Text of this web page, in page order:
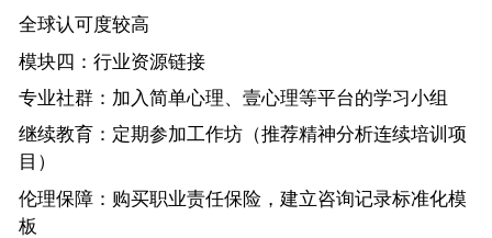
全球认可度较高
模块四：行业资源链接
专业社群：加入简单心理、壹心理等平台的学习小组
继续教育：定期参加工作坊（推荐精神分析连续培训项
目）
伦理保障：购买职业责任保险，建立咨询记录标准化模
板